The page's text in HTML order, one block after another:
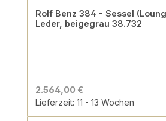
Rolf Benz 384 - Sessel
Leder, beigegrau 38.732
2.564,00 €
Lieferzeit: 11 - 13 Wochen